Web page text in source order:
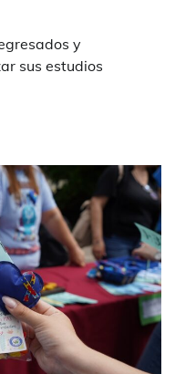
y
sus estudios